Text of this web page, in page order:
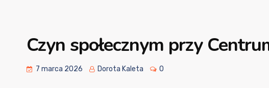
Czyn społecznym przy
7 marca 2026 Dorota Kaleta 0